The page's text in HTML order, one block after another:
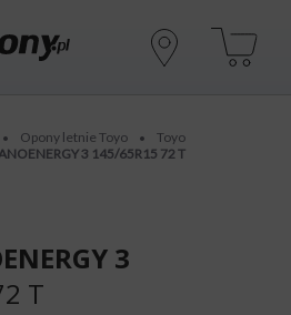
• Opony letnie Toyo •
Toyo
3 145/65R15 72 T
3
T